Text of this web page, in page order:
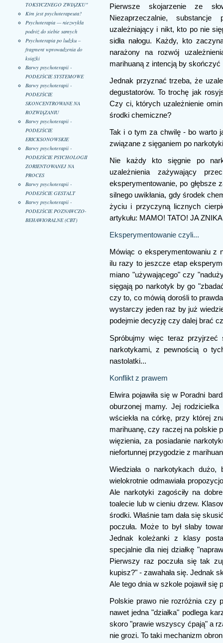
TOKSYCZNEGO ZWIĄZKU"
Kim jest psychoterapeuta?
Psychoterapia — niezwykła
podróż do siebie samych
Psychoterapia po ludzku –
fragment wprowadzenia do
książki
Barwy psychoterapii -
PODEJŚCIE SYSTEMOWE
Barwy psychoterapii -
PODEJŚCIE
SKONCENTROWANE NA
ROZWIĄZANIU
Barwy psychoterapii -
PODEJŚCIE
ERICKSONOWSKIE
Barwy psychoterapii -
PODEJŚCIE PSYCHOLOGII
ZORIENTOWANEJ NA
PROCES
Barwy psychoterapii -
PODEJŚCIE GESTALT
Barwy psychoterapii -
PODEJŚCIE POZNAWCZO-
BEHAWIORALNE (CBT)
Pierwsze skojarzenie ze
Niezaprzeczalnie,
uzależniający i nikt, kto po nie
sidła nałogu. Każdy, kto
narażony na rozwój
marihuaną z intencją by skończyć
Jednak przyznać trzeba, że
degustatorów. To trochę jak
Czy ci, których uzależnienie
środki chemiczne?
Tak i o tym za chwilę - bo warto
związane z sięganiem po
Nie każdy kto sięgnie po
uzależnienia zażywający
eksperymentowanie, po głębsze
silnego uwikłania, gdy środek
życiu i przyczyną licznych
artykułu: MAMO! TATO! JA
Eksperymentowanie czyli...
Mówiąc o eksperymentowaniu z
ilu razy to jeszcze etap
miano "używającego" czy
sięgają po narkotyk by go
czy to, co mówią dorośli to
wystarczy jeden raz by już
podejmie decyzję czy dalej brać
Spróbujmy więc teraz przyjrzeć
narkotykami, z pewnością o
nastolatki...
Konflikt z prawem
Elwira pojawiła się w Poradni
oburzonej mamy. Jej
wściekła na córkę, przy której
marihuanę, czy raczej na polskie
więzienia, za posiadanie
niefortunnej przygodzie z
Wiedziała o narkotykach dużo,
wielokrotnie odmawiała
Ale narkotyki zagościły na
toalecie lub w cieniu drzew.
środki. Właśnie tam dała się
poczuła. Może to był słaby
Jednak koleżanki z klasy
specjalnie dla niej działkę
Pierwszy raz poczuła się tak
kupisz?" - zawahała się. Jednak
Ale tego dnia w szkole pojawił się
Polskie prawo nie rozróżnia czy
nawet jedna "działka" podlega
skoro "prawie wszyscy ćpają" a
nie grozi. To taki mechanizm